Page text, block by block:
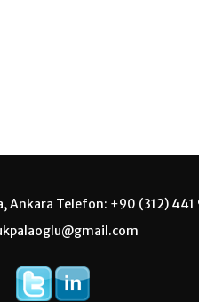
Ankara Telefon: +90 (312) 441